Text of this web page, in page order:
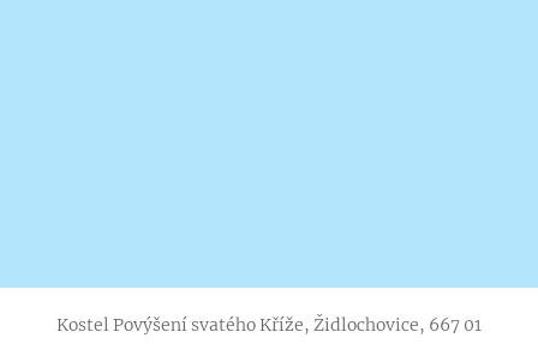
Kostel Povýšení svatého Kříže, Židlochovice, 667 01